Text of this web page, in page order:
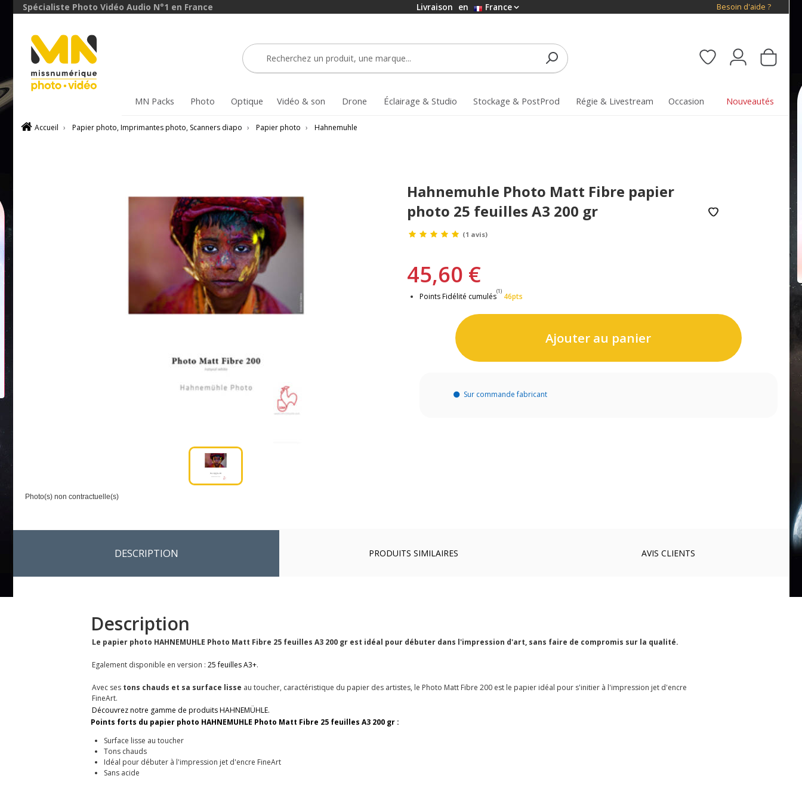
Spécialiste Photo Vidéo Audio N°1 en France Livraison en France Besoin d'aide ?
MN Packs Photo Optique Vidéo & son Drone Éclairage & Studio Stockage & PostProd Régie & Livestream Occasion Nouveautés
Accueil › Papier photo, Imprimantes photo, Scanners diapo › Papier photo › Hahnemuhle
Photo(s) non contractuelle(s)
Hahnemuhle Photo Matt Fibre papier
photo 25 feuilles A3 200 gr
(1 avis)
45,60 €
Points Fidélité cumulés
(1)
46pts
Ajouter au panier
Sur commande fabricant
DESCRIPTION PRODUITS SIMILAIRES AVIS CLIENTS
Description
Le papier photo HAHNEMUHLE Photo Matt Fibre 25 feuilles A3 200 gr est idéal pour débuter dans l'impression d'art, sans faire de compromis sur la qualité.
Egalement disponible en version : 25 feuilles A3+.
Avec ses tons chauds et sa surface lisse au toucher, caractéristique du papier des artistes, le Photo Matt Fibre 200 est le papier idéal pour s'initier à l'impression jet d'encre
FineArt.
Découvrez notre gamme de produits HAHNEMÜHLE.
Points forts du papier photo HAHNEMUHLE Photo Matt Fibre 25 feuilles A3 200 gr :
Surface lisse au toucher
Tons chauds
Idéal pour débuter à l'impression jet d'encre FineArt
Sans acide